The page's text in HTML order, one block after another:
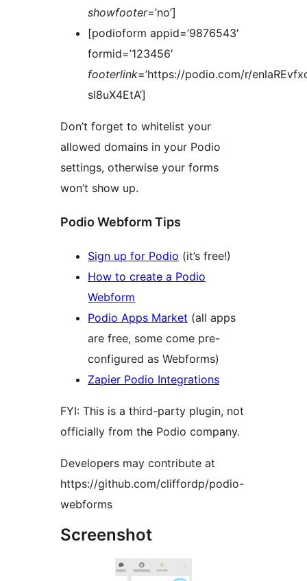
showfooter=’no’]
[podioform appid=’9876543′
formid=’123456′
footerlink=’https://podio.com/r/
sl8uX4EtA’]
Don’t forget to whitelist your
allowed domains in your Podio
settings, otherwise your forms
won’t show up.
Podio Webform Tips
Sign up for Podio (it’s free!)
How to create a Podio
Webform
Podio Apps Market (all apps
are free, some come pre-
configured as Webforms)
Zapier Podio Integrations
FYI: This is a third-party plugin, not
officially from the Podio company.
Developers may contribute at
https://github.com/cliffordp/podio-
webforms
Screenshot